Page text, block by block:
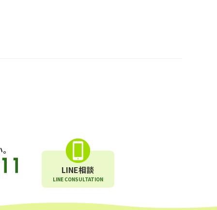
LINE相談
LINE CONSULTATION